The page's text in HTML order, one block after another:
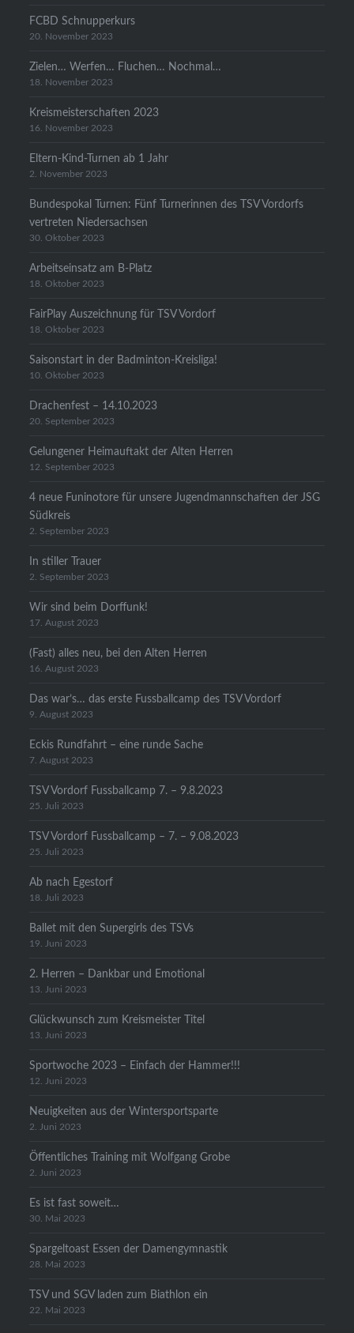
FCBD Schnupperkurs
20. November 2023
Zielen… Werfen… Fluchen… Nochmal…
18. November 2023
Kreismeisterschaften 2023
16. November 2023
Eltern-Kind-Turnen ab 1 Jahr
2. November 2023
Bundespokal Turnen: Fünf Turnerinnen des TSV Vordorfs
vertreten Niedersachsen
30. Oktober 2023
Arbeitseinsatz am B-Platz
18. Oktober 2023
FairPlay Auszeichnung für TSV Vordorf
18. Oktober 2023
Saisonstart in der Badminton-Kreisliga!
10. Oktober 2023
Drachenfest – 14.10.2023
20. September 2023
Gelungener Heimauftakt der Alten Herren
12. September 2023
4 neue Funinotore für unsere Jugendmannschaften der JSG
Südkreis
2. September 2023
In stiller Trauer
2. September 2023
Wir sind beim Dorffunk!
17. August 2023
(Fast) alles neu, bei den Alten Herren
16. August 2023
Das war’s… das erste Fussballcamp des TSV Vordorf
9. August 2023
Eckis Rundfahrt – eine runde Sache
7. August 2023
TSV Vordorf Fussballcamp 7. – 9.8.2023
25. Juli 2023
TSV Vordorf Fussballcamp – 7. – 9.08.2023
25. Juli 2023
Ab nach Egestorf
18. Juli 2023
Ballet mit den Supergirls des TSVs
19. Juni 2023
2. Herren – Dankbar und Emotional
13. Juni 2023
Glückwunsch zum Kreismeister Titel
13. Juni 2023
Sportwoche 2023 – Einfach der Hammer!!!
12. Juni 2023
Neuigkeiten aus der Wintersportsparte
2. Juni 2023
Öffentliches Training mit Wolfgang Grobe
2. Juni 2023
Es ist fast soweit…
30. Mai 2023
Spargeltoast Essen der Damengymnastik
28. Mai 2023
TSV und SGV laden zum Biathlon ein
22. Mai 2023